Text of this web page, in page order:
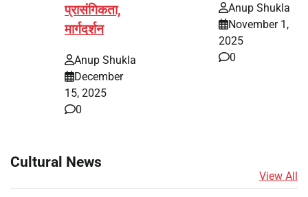
प्रासंगिकता,
मार्गदर्शन
Anup Shukla
December
15, 2025
0
Anup Shukla
November 1,
2025
0
Cultural News
View All